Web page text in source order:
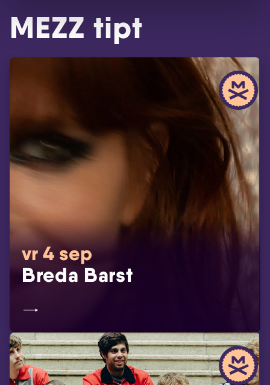
MEZZ tipt
vr 4 sep
Breda Barst